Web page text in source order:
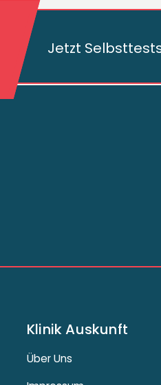
Jetzt
Klinik Auskunft
Über Uns